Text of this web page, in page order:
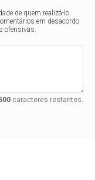
de quem realizá-lo.
em desacordo
ofensivas.
caracteres restantes.